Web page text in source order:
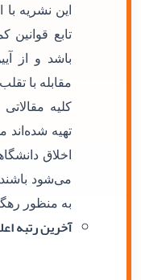
این نشریه
تابع قوانین
باشد و از
مقابله با
کلیه
تهیه شده‌اند
اخلاق
می‌شود
به منظور
آخرین رتبه